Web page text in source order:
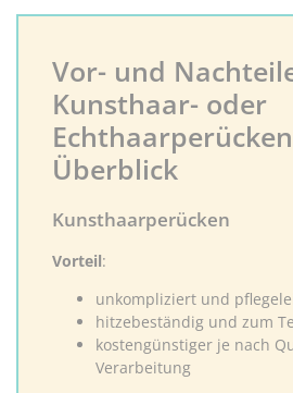
Vor- und
Kunsthaar- oder
Überblick
Kunsthaarperücken
Vorteil:
unkompliziert und
hitzebeständig und zum
kostengünstiger je nach
Verarbeitung